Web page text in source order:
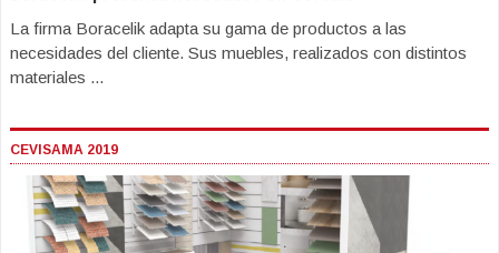
La firma Boracelik adapta su gama de productos a las
necesidades del cliente. Sus muebles, realizados con distintos
materiales ...
CEVISAMA 2019